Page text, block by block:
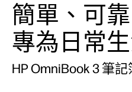
娛樂
簡單、可靠
專為日常
HP OmniBook 3 筆